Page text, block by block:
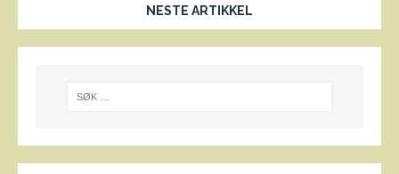
NESTE ARTIKKEL